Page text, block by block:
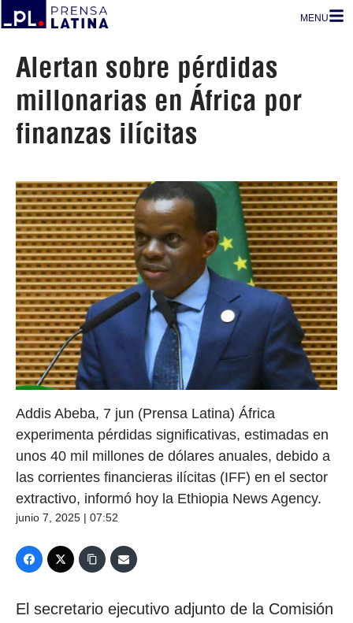
MENU
Alertan sobre pérdidas
millonarias en África por
finanzas ilícitas
Addis Abeba, 7 jun (Prensa Latina) África
experimenta pérdidas significativas, estimadas en
unos 40 mil millones de dólares anuales, debido a
las corrientes financieras ilícitas (IFF) en el sector
extractivo, informó hoy la Ethiopia News Agency.
junio 7, 2025 | 07:52
El secretario ejecutivo adjunto de la Comisión